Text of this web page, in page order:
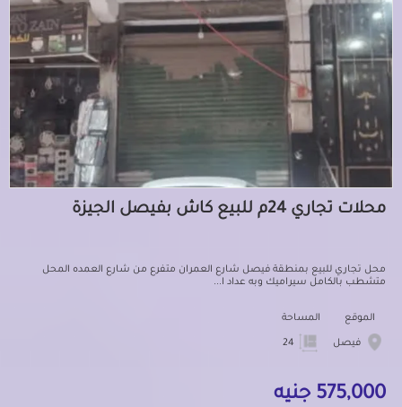
محلات تجاري 24م للبيع كاش بفيصل الجيزة
محل تجاري للبيع بمنطقة فيصل شارع العمران متفرع من شارع العمده المحل
متشطب بالكامل سيراميك وبه عداد ا...
الموقع
فيصل
المساحة
575,000 جنيه